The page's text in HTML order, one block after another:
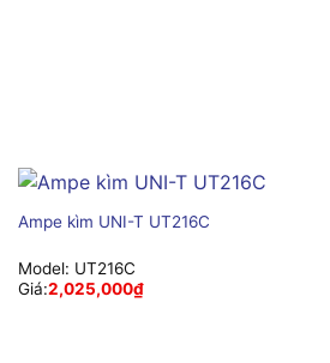
Ampe kìm UNI-T UT216C
Model: UT216C
Giá:2,025,000₫